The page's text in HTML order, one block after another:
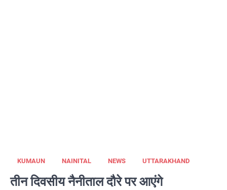
KUMAUN NAINITAL NEWS UTTARAKHAND
तीन दिवसीय नैनीताल दौरे पर आएंगे